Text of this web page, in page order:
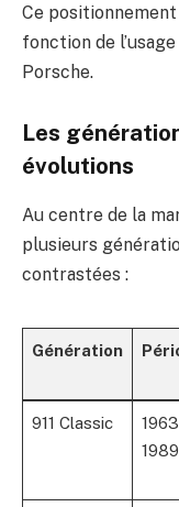
Ce
fonction de
Porsche.
Les
évolutions
Au centre de la
plusieurs
contrastées :
Génération
911 Classic
1989